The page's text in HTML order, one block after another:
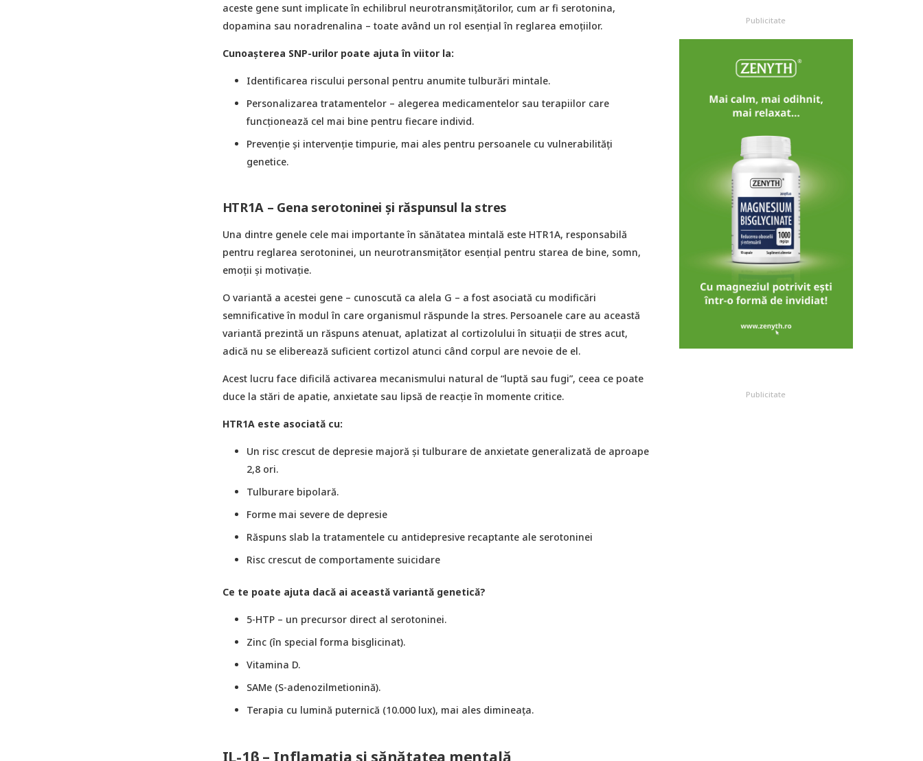
aceste gene sunt implicate în echilibrul neurotransmițătorilor, cum ar fi serotonina,
dopamina sau noradrenalina – toate având un rol esențial în reglarea emoțiilor.
Cunoașterea SNP-urilor poate ajuta în viitor la:
Identificarea riscului personal pentru anumite tulburări mintale.
Personalizarea tratamentelor – alegerea medicamentelor sau terapiilor care
funcționează cel mai bine pentru fiecare individ.
Prevenție și intervenție timpurie, mai ales pentru persoanele cu vulnerabilități
genetice.
HTR1A – Gena serotoninei și răspunsul la stres
Una dintre genele cele mai importante în sănătatea mintală este HTR1A, responsabilă
pentru reglarea serotoninei, un neurotransmițător esențial pentru starea de bine, somn,
emoții și motivație.
O variantă a acestei gene – cunoscută ca alela G – a fost asociată cu modificări
semnificative în modul în care organismul răspunde la stres. Persoanele care au această
variantă prezintă un răspuns atenuat, aplatizat al cortizolului în situații de stres acut,
adică nu se eliberează suficient cortizol atunci când corpul are nevoie de el.
Acest lucru face dificilă activarea mecanismului natural de “luptă sau fugi”, ceea ce poate
duce la stări de apatie, anxietate sau lipsă de reacție în momente critice.
HTR1A este asociată cu:
Un risc crescut de depresie majoră și tulburare de anxietate generalizată de aproape
2,8 ori.
Tulburare bipolară.
Forme mai severe de depresie
Răspuns slab la tratamentele cu antidepresive recaptante ale serotoninei
Risc crescut de comportamente suicidare
Ce te poate ajuta dacă ai această variantă genetică?
5-HTP – un precursor direct al serotoninei.
Zinc (în special forma bisglicinat).
Vitamina D.
SAMe (S-adenozilmetionină).
Terapia cu lumină puternică (10.000 lux), mai ales dimineața.
IL-1β – Inflamația și sănătatea mentală
Publicitate
Publicitate